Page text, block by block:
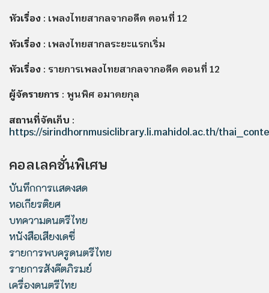
หัวเรื่อง : เพลงไทยสากลจากอดีต ตอนที่ 12
หัวเรื่อง : เพลงไทยสากลระยะแรกเริ่ม
หัวเรื่อง : รายการเพลงไทยสากลจากอดีต ตอนที่ 12
ผู้จัดรายการ : พูนพิศ อมาตยกุล
สถานที่จัดเก็บ :
https://sirindhornmusiclibrary.li.mahidol.ac.th/
คอลเลคชั่นพิเศษ
บันทึกการแสดงสด
หอเกียรติยศ
บทความดนตรีไทย
หนังสือเสียงเดซี่
รายการพบครูดนตรีไทย
รายการสังคีตภิรมย์
เครื่องดนตรีไทย